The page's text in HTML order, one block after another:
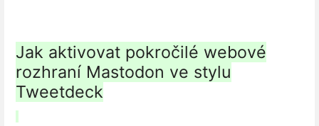
Jak aktivovat pokročilé webové
rozhraní Mastodon ve stylu
Tweetdeck